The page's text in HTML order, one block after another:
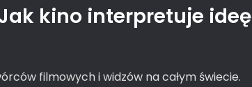
kino interpretuje ideę
filmowych i widzów na całym świecie.